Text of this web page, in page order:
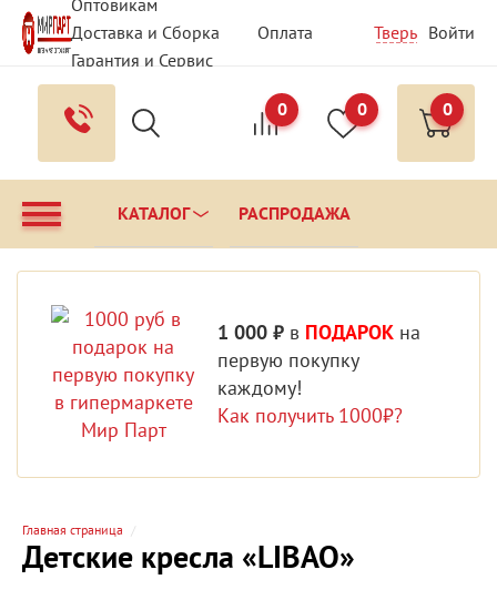
Оптовикам
Доставка и Сборка
Оплата
Гарантия и Сервис
Вопрос - Ответ
Контакты
Тверь Войти
0 0 0
КАТАЛОГ РАСПРОДАЖА
1 000 ₽ в ПОДАРОК на
первую покупку
каждому!
Как получить 1000₽?
Главная страница
Детские кресла «LIBAO»